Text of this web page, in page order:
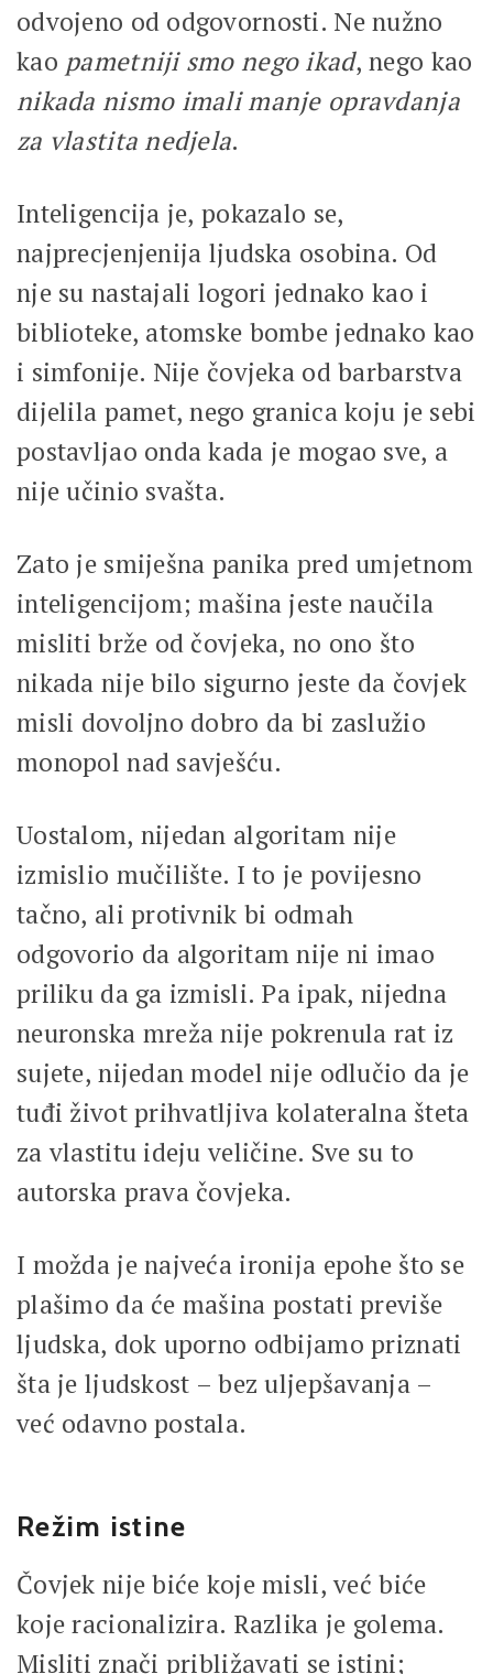
odvojeno od odgovornosti. Ne nužno
kao pametniji smo nego ikad, nego kao
nikada nismo imali manje opravdanja
za vlastita nedjela.
Inteligencija je, pokazalo se,
najprecjenjenija ljudska osobina. Od
nje su nastajali logori jednako kao i
biblioteke, atomske bombe jednako kao
i simfonije. Nije čovjeka od barbarstva
dijelila pamet, nego granica koju je sebi
postavljao onda kada je mogao sve, a
nije učinio svašta.
Zato je smiješna panika pred umjetnom
inteligencijom; mašina jeste naučila
misliti brže od čovjeka, no ono što
nikada nije bilo sigurno jeste da čovjek
misli dovoljno dobro da bi zaslužio
monopol nad savješću.
Uostalom, nijedan algoritam nije
izmislio mučilište. I to je povijesno
tačno, ali protivnik bi odmah
odgovorio da algoritam nije ni imao
priliku da ga izmisli. Pa ipak, nijedna
neuronska mreža nije pokrenula rat iz
sujete, nijedan model nije odlučio da je
tuđi život prihvatljiva kolateralna šteta
za vlastitu ideju veličine. Sve su to
autorska prava čovjeka.
I možda je najveća ironija epohe što se
plašimo da će mašina postati previše
ljudska, dok uporno odbijamo priznati
šta je ljudskost – bez uljepšavanja –
već odavno postala.
Režim istine
Čovjek nije biće koje misli, već biće
koje racionalizira. Razlika je golema.
Misliti znači približavati se istini;